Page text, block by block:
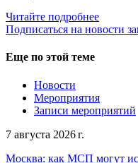
Читайте подробнее
Подписаться на новости
Еще по этой теме
Новости
Мероприятия
Записи мероприятий
7 августа 2026 г.
Москва: как МСП могут